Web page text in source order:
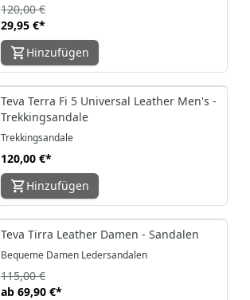
29,95 €*
120,00 €
Hinzufügen
Teva Terra Fi 5 Universal Leather Men's -
Trekkingsandale
Trekkingsandale
120,00 €*
Hinzufügen
-39%
Teva Tirra Leather Damen - Sandalen
Bequeme Damen Ledersandalen
ab 69,90 €*
115,00 €